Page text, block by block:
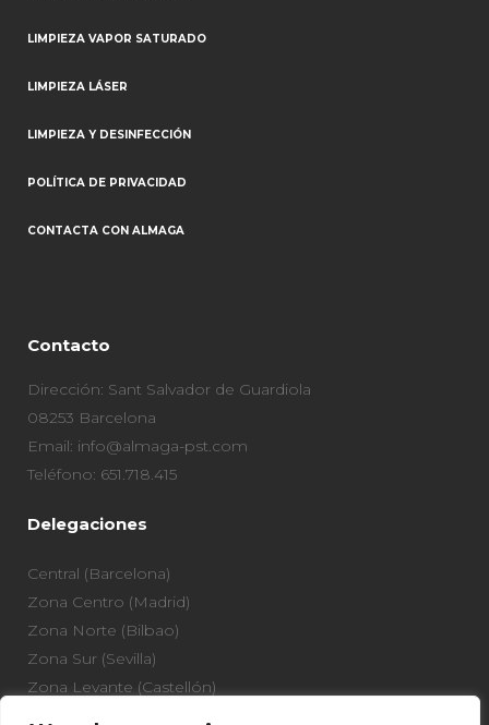
LIMPIEZA VAPOR SATURADO
LIMPIEZA LÁSER
LIMPIEZA Y DESINFECCIÓN
POLÍTICA DE PRIVACIDAD
CONTACTA CON ALMAGA
Contacto
Dirección: Sant Salvador de Guardiola
08253 Barcelona
Email: info@almaga-pst.com
Teléfono: 651.718.415
Delegaciones
Central (Barcelona)
Zona Centro (Madrid)
Zona Norte (Bilbao)
Zona Sur (Sevilla)
Zona Levante (Castellón)